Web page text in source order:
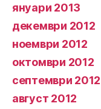
януари 2013
декември 2012
ноември 2012
октомври 2012
септември 2012
август 2012